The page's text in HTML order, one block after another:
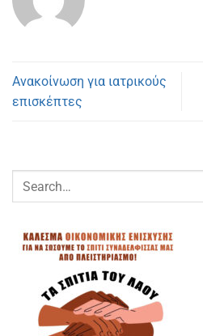
Ανακοίνωση για ιατρικούς
επισκέπτες